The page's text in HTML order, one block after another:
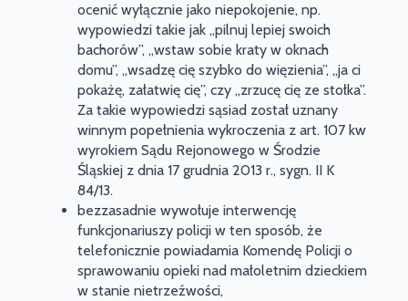
ocenić wyłącznie jako niepokojenie, np.
wypowiedzi takie jak „pilnuj lepiej swoich
bachorów”, „wstaw sobie kraty w oknach
domu”, „wsadzę cię szybko do więzienia”, „ja ci
pokażę, załatwię cię”, czy „zrzucę cię ze stołka”.
Za takie wypowiedzi sąsiad został uznany
winnym popełnienia wykroczenia z art. 107 kw
wyrokiem Sądu Rejonowego w Środzie
Śląskiej z dnia 17 grudnia 2013 r., sygn. II K
84/13.
bezzasadnie wywołuje interwencję
funkcjonariuszy policji w ten sposób, że
telefonicznie powiadamia Komendę Policji o
sprawowaniu opieki nad małoletnim dzieckiem
w stanie nietrzeźwości,